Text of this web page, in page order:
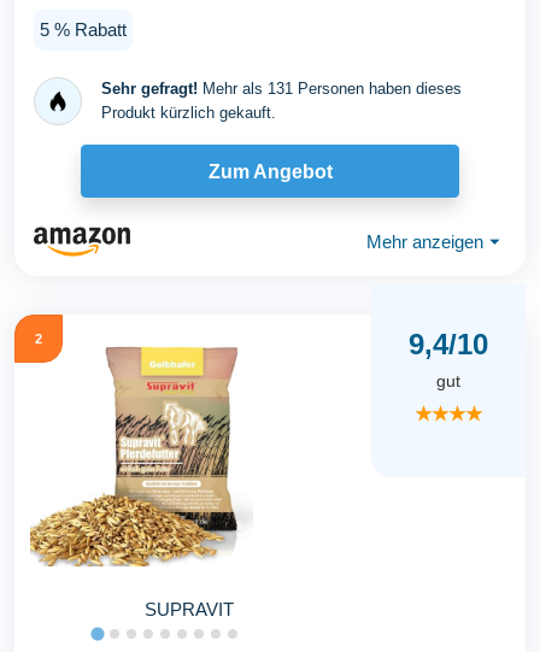
5 % Rabatt
Sehr gefragt! Mehr als 131 Personen haben dieses
Produkt kürzlich gekauft.
Zum Angebot
Mehr anzeigen ⏷
2
SUPRAVIT
9,4/10
gut
★★★★